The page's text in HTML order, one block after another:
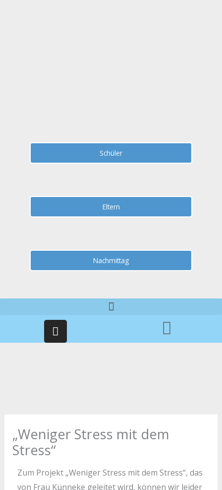
Schüler
Eltern
Nachmittag
I
n
s
„Weniger Stress mit dem
Stress“
Zum Projekt „Weniger Stress mit dem Stress“, das
von Frau Künneke geleitet wird, können wir leider